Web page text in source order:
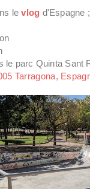
levlog d'Espagne
le parc Quinta Sant
Tarragona,